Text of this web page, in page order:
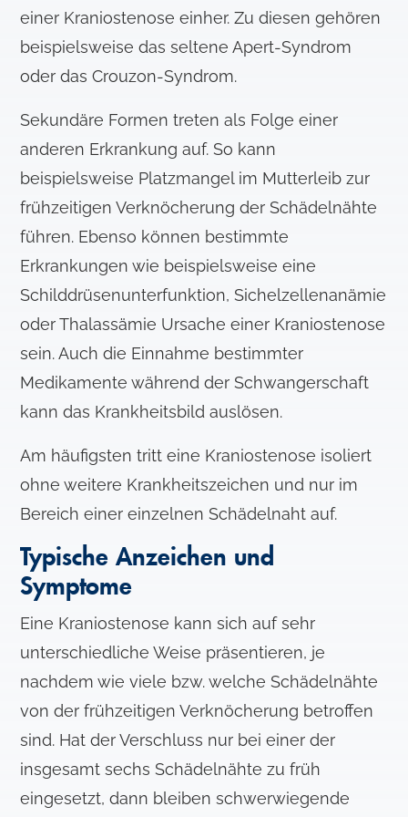
einer Kraniostenose einher. Zu diesen gehören
beispielsweise das seltene Apert-Syndrom
oder das Crouzon-Syndrom.
Sekundäre Formen treten als Folge einer
anderen Erkrankung auf. So kann
beispielsweise Platzmangel im Mutterleib zur
frühzeitigen Verknöcherung der Schädelnähte
führen. Ebenso können bestimmte
Erkrankungen wie beispielsweise eine
Schilddrüsenunterfunktion, Sichelzellenanämie
oder Thalassämie Ursache einer Kraniostenose
sein. Auch die Einnahme bestimmter
Medikamente während der Schwangerschaft
kann das Krankheitsbild auslösen.
Am häufigsten tritt eine Kraniostenose isoliert
ohne weitere Krankheitszeichen und nur im
Bereich einer einzelnen Schädelnaht auf.
Typische Anzeichen und
Symptome
Eine Kraniostenose kann sich auf sehr
unterschiedliche Weise präsentieren, je
nachdem wie viele bzw. welche Schädelnähte
von der frühzeitigen Verknöcherung betroffen
sind. Hat der Verschluss nur bei einer der
insgesamt sechs Schädelnähte zu früh
eingesetzt, dann bleiben schwerwiegende